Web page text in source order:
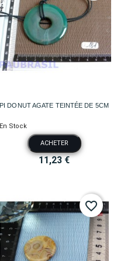
PI DONUT AGATE TEINTÉE DE 5CM
En Stock
ACHETER
11,23 €
favorite_border